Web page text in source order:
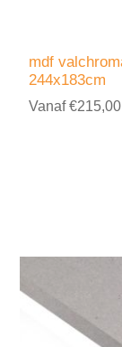
mdf
244x183cm
Vanaf